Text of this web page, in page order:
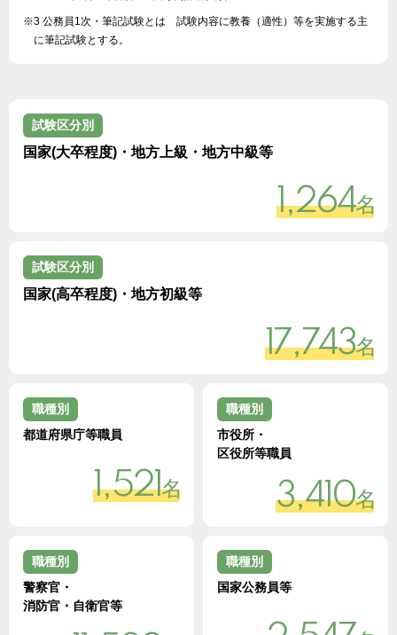
※3 公務員1次・筆記試験とは 試験内容に教養（適性）等を実施する主
に筆記試験とする。
試験区分別
国家(大卒程度)・地方上級・地方中級等
1,264名
試験区分別
国家(高卒程度)・地方初級等
17,743名
職種別
都道府県庁等職員
1,521名
職種別
市役所・
区役所等職員
3,410名
職種別
警察官・
消防官・自衛官等
職種別
国家公務員等